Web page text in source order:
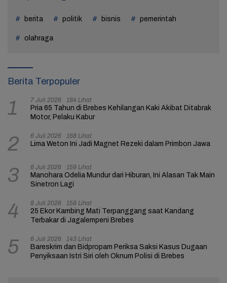
berita politik bisnis pemerintah
olahraga
Berita Terpopuler
1 7 Juli 2026 184 Lihat
Pria 65 Tahun di Brebes Kehilangan Kaki Akibat Ditabrak
Motor, Pelaku Kabur
2 6 Juli 2026 168 Lihat
Lima Weton Ini Jadi Magnet Rezeki dalam Primbon Jawa
3 6 Juli 2026 159 Lihat
Manohara Odelia Mundur dari Hiburan, Ini Alasan Tak Main
Sinetron Lagi
4 8 Juli 2026 158 Lihat
25 Ekor Kambing Mati Terpanggang saat Kandang
Terbakar di Jagalempeni Brebes
5 6 Juli 2026 143 Lihat
Bareskrim dan Bidpropam Periksa Saksi Kasus Dugaan
Penyiksaan Istri Siri oleh Oknum Polisi di Brebes